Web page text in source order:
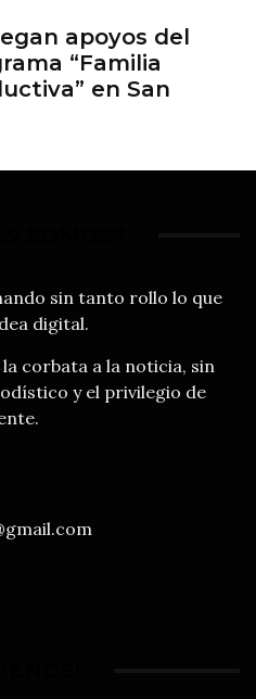
apoyos del
“Familia
en San
sin tanto rollo lo que
digital.
corbata a la noticia, sin
y el privilegio de